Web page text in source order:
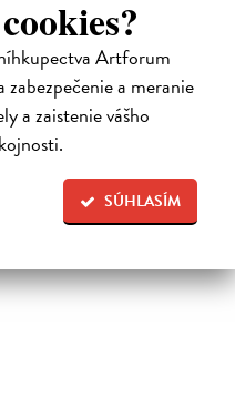
Artforum
zabezpečenie a meranie
a zaistenie vášho
SÚHLASÍM
životy a politiku Všichni
já, konečně budeme
musíme zařídit sami, nikdo…
PDF